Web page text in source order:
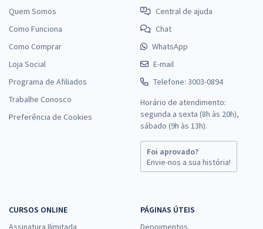
Quem Somos
Como Funciona
Como Comprar
Loja Social
Programa de Afiliados
Trabalhe Conosco
Preferência de Cookies
Central de ajuda
Chat
WhatsApp
E-mail
Telefone: 3003-0894
Horário de atendimento:
segunda a sexta (8h às 20h),
sábado (9h às 13h).
Foi aprovado?
Envie-nos a sua história!
CURSOS ONLINE
Assinatura Ilimitada
PÁGINAS ÚTEIS
Depoimentos